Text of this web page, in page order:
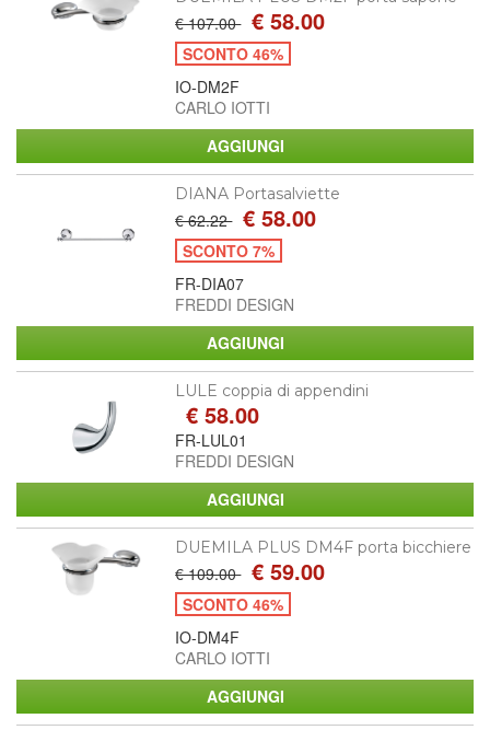
€ 107.00 € 58.00
SCONTO 46%
IO-DM2F
CARLO IOTTI
DIANA Portasalviette
€ 62.22 € 58.00
SCONTO 7%
FR-DIA07
FREDDI DESIGN
LULE coppia di appendini
€ 58.00
FR-LUL01
FREDDI DESIGN
DUEMILA PLUS DM4F porta bicchiere
€ 109.00 € 59.00
SCONTO 46%
IO-DM4F
CARLO IOTTI